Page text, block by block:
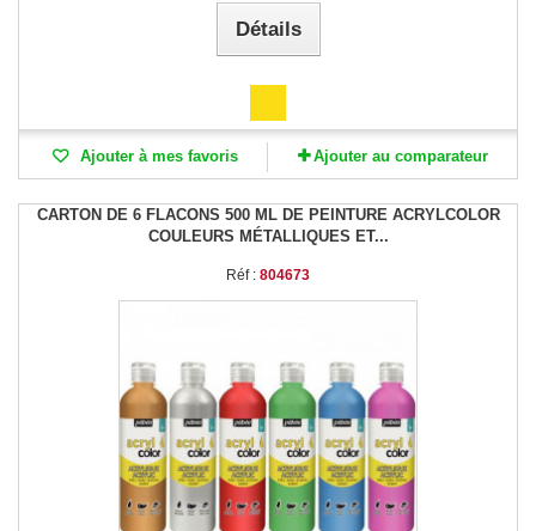
Détails
Ajouter à mes favoris Ajouter au comparateur
CARTON DE 6 FLACONS 500 ML DE PEINTURE ACRYLCOLOR
COULEURS MÉTALLIQUES ET...
Réf : 804673